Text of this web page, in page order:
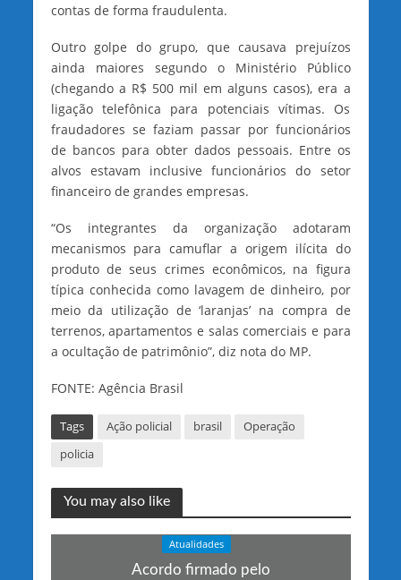
contas de forma fraudulenta.
Outro golpe do grupo, que causava prejuízos
ainda maiores segundo o Ministério Público
(chegando a R$ 500 mil em alguns casos), era a
ligação telefônica para potenciais vítimas. Os
fraudadores se faziam passar por funcionários
de bancos para obter dados pessoais. Entre os
alvos estavam inclusive funcionários do setor
financeiro de grandes empresas.
“Os integrantes da organização adotaram
mecanismos para camuflar a origem ilícita do
produto de seus crimes econômicos, na figura
típica conhecida como lavagem de dinheiro, por
meio da utilização de ‘laranjas’ na compra de
terrenos, apartamentos e salas comerciais e para
a ocultação de patrimônio”, diz nota do MP.
FONTE: Agência Brasil
Tags Ação policial brasil
Operação
policia
You may also like
Atualidades
Acordo firmado pelo